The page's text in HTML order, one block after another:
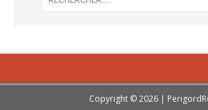
Copyright © 2026 |